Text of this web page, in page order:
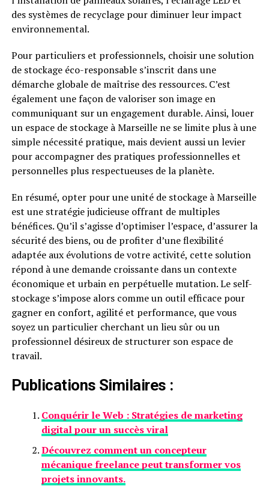
des systèmes de recyclage pour diminuer leur impact
environnemental.
Pour particuliers et professionnels, choisir une solution
de stockage éco-responsable s’inscrit dans une
démarche globale de maîtrise des ressources. C’est
également une façon de valoriser son image en
communiquant sur un engagement durable. Ainsi, louer
un espace de stockage à Marseille ne se limite plus à une
simple nécessité pratique, mais devient aussi un levier
pour accompagner des pratiques professionnelles et
personnelles plus respectueuses de la planète.
En résumé, opter pour une unité de stockage à Marseille
est une stratégie judicieuse offrant de multiples
bénéfices. Qu’il s’agisse d’optimiser l’espace, d’assurer la
sécurité des biens, ou de profiter d’une flexibilité
adaptée aux évolutions de votre activité, cette solution
répond à une demande croissante dans un contexte
économique et urbain en perpétuelle mutation. Le self-
stockage s’impose alors comme un outil efficace pour
gagner en confort, agilité et performance, que vous
soyez un particulier cherchant un lieu sûr ou un
professionnel désireux de structurer son espace de
travail.
Publications Similaires :
Conquérir le Web : Stratégies de marketing
digital pour un succès viral
Découvrez comment un concepteur
mécanique freelance peut transformer vos
projets innovants.